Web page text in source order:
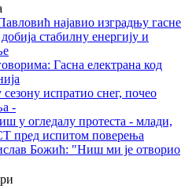
најавио изградњу гасне
стабилну енергију и
Гасна електрана код
испратио снег, почео
-
у огледалу протеста - млади,
пред испитом поверења
Божић: "Ниш ми је отворио